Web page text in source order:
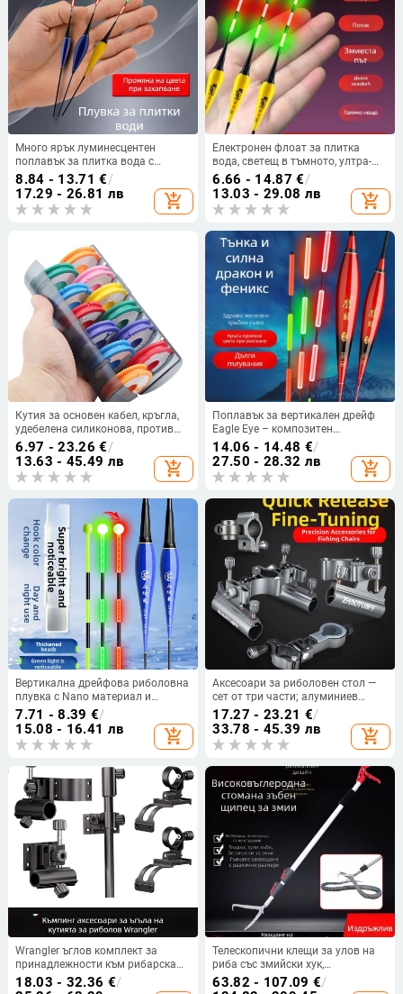
Много ярък луминесцентен
поплавък за плитка вода с
индикатор за ухапване —
електронен поплавък за караси
ден-нощен риболов
8.84 - 13.71 €/
17.29 - 26.81 лв
add_shopping_cart
Електронен флоат за плитка
вода, светещ в тъмното, ултра-
къс, карбоново влакно.
6.66 - 14.87 €/
13.03 - 29.08 лв
add_shopping_cart
Кутия за основен кабел, кръгла,
удебелена силиконова, против
падане, износоустойчива,
радужна ос за навиване,
мултифункционална шпула
6.97 - 23.26 €/
13.63 - 45.49 лв
add_shopping_cart
Поплавък за вертикален дрейф
Eagle Eye – композитен
материал, светещ дневно-нощен
поплавък за карпови риби
14.06 - 14.48 €/
27.50 - 28.32 лв
add_shopping_cart
Вертикална дрейфова риболовна
плувка с Nano материал и
светещо електронно осветление
7.71 - 8.39 €/
15.08 - 16.41 лв
add_shopping_cart
Аксесоари за риболовен стол —
сет от три части; алуминиев
сплав; система за бързо
освобождаване; туретна стойка;
тава за примамки
17.27 - 23.21 €/
33.78 - 45.39 лв
add_shopping_cart
Wrangler ъглов комплект за
принадлежности към рибарска
кутия, три части, от алуминиево-
магнезиева сплав
18.03 - 32.36 €/
Телескопични клещи за улов на
риба със змийски хук,
алуминиева сплав, Silver
Rhinoceros
63.82 - 107.09 €/